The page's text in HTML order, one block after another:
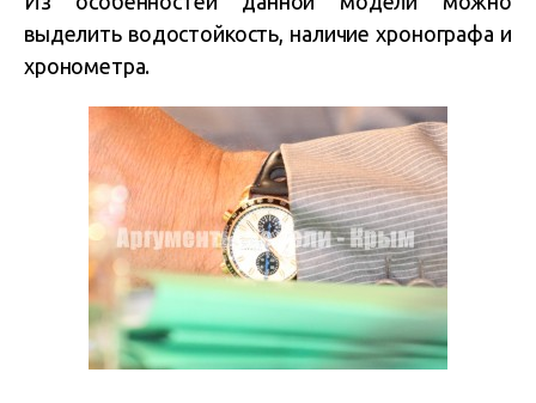
выделить водостойкость, наличие хронографа и
хронометра.